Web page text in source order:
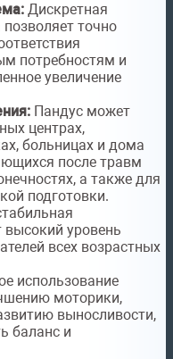
Дискретная
точно
потребностям и
увеличение
Пандус может
центрах,
больницах и дома
после травм
а также для
подготовки.
высокий уровень
всех возрастных
использование
моторики,
выносливости,
баланс и